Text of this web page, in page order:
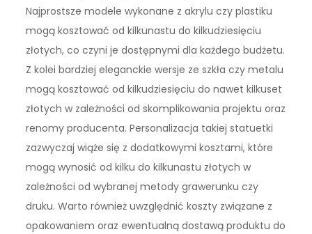
Najprostsze modele wykonane z akrylu czy plastiku
mogą kosztować od kilkunastu do kilkudziesięciu
złotych, co czyni je dostępnymi dla każdego budżetu.
Z kolei bardziej eleganckie wersje ze szkła czy metalu
mogą kosztować od kilkudziesięciu do nawet kilkuset
złotych w zależności od skomplikowania projektu oraz
renomy producenta. Personalizacja takiej statuetki
zazwyczaj wiąże się z dodatkowymi kosztami, które
mogą wynosić od kilku do kilkunastu złotych w
zależności od wybranej metody grawerunku czy
druku. Warto również uwzględnić koszty związane z
opakowaniem oraz ewentualną dostawą produktu do